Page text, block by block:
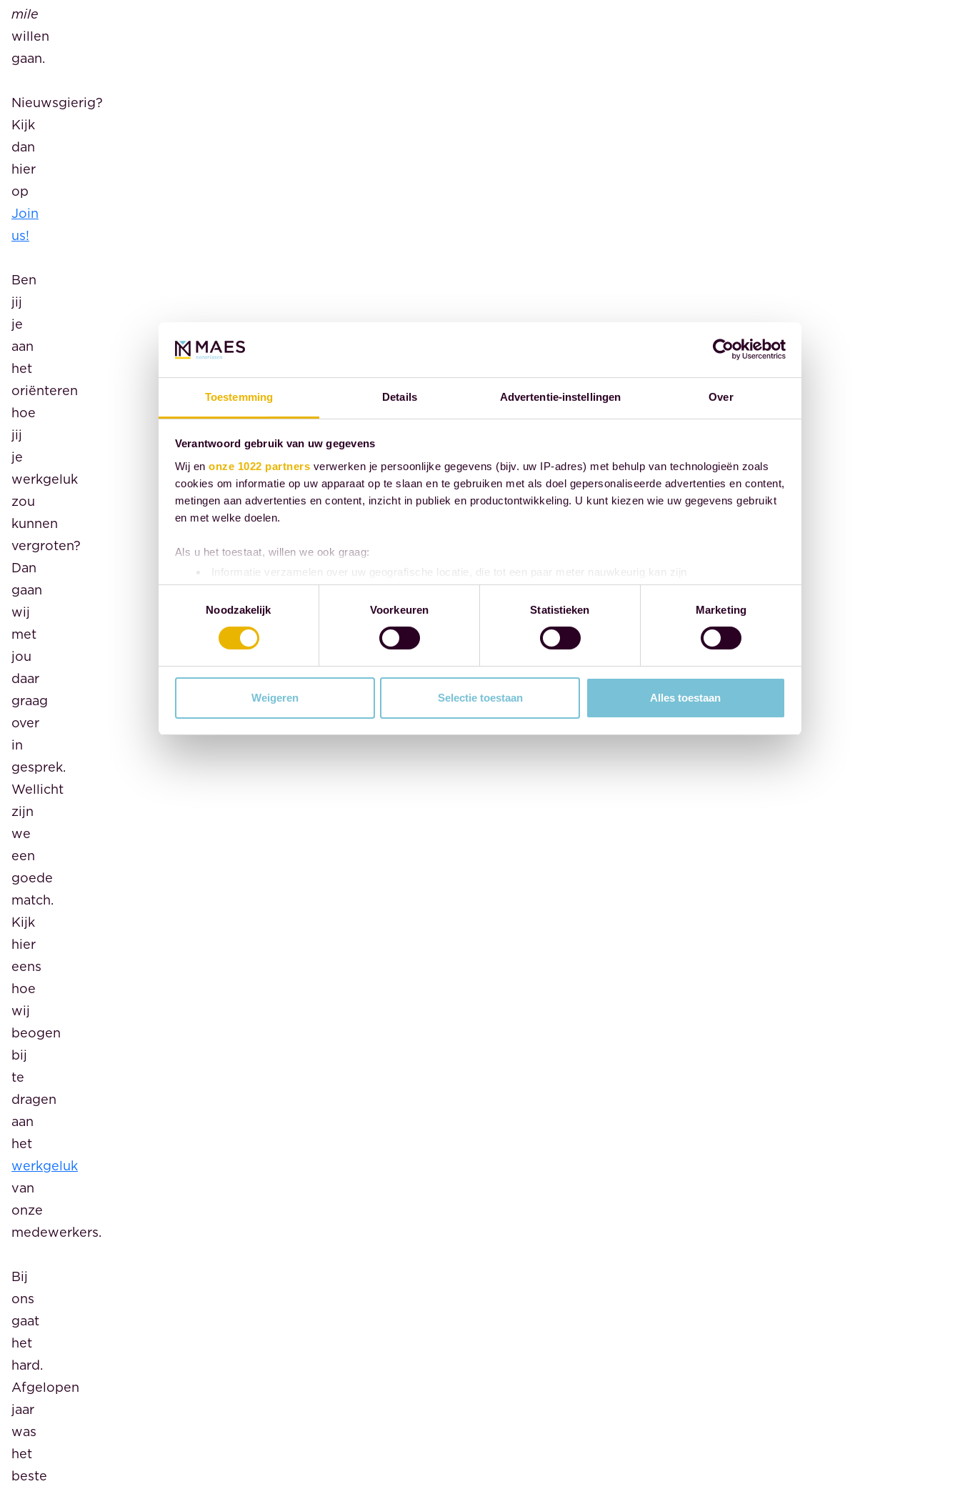
Toestemming Details Advertentie-instellingen Over
Verantwoord gebruik van uw gegevens
Wij en onze 1022 partners verwerken je persoonlijke gegevens (bijv. uw IP-adres) met behulp van technologieën zoals
cookies om informatie op uw apparaat op te slaan en te gebruiken met als doel gepersonaliseerde advertenties en content,
metingen aan advertenties en content, inzicht in publiek en productontwikkeling. U kunt kiezen wie uw gegevens gebruikt
en met welke doelen.
Als u het toestaat, willen we ook graag:
Informatie verzamelen over uw geografische locatie, die tot een paar meter nauwkeurig kan zijn
Uw apparaat identificeren door het actief te scannen op specifieke eigenschappen (fingerprinting)
Lees meer over hoe uw persoonlijke gegevens worden verwerkt en stel uw voorkeuren in het
detailgedeeltein. U kunt uw
toestemming op elk moment wijzigen of intrekken in de Cookieverklaring.
websiteverkeer te analyseren. Ook delen we informatie over uw gebruik van onze site met onze partners voor social
media, adverteren en analyse. Deze partners kunnen deze gegevens combineren met andere informatie die u aan ze heeft
Noodzakelijk
Voorkeuren Statistieken Marketing
Weigeren Selectie toestaan Alles toestaan
mile
willen
gaan.
Nieuwsgierig?
Kijk
dan
hier
op
Join
us!
Ben
jij
je
aan
het
oriënteren
hoe
jij
je
werkgeluk
zou
kunnen
vergroten?
Dan
gaan
wij
met
jou
daar
graag
over
in
gesprek.
Wellicht
zijn
we
een
goede
match.
Kijk
hier
eens
hoe
wij
beogen
bij
te
dragen
aan
het
werkgeluk
van
onze
medewerkers.
Bij
ons
gaat
het
hard.
Afgelopen
jaar
was
het
beste